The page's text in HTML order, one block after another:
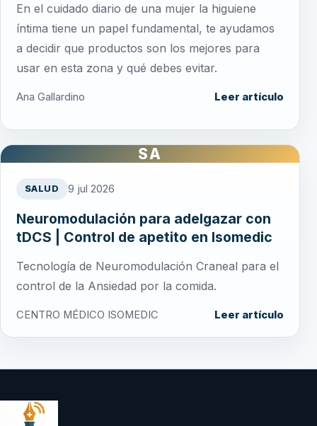
En el cuidado diario de una mujer la higuiene
íntima tiene un papel fundamental, te ayudamos
a decidir que productos son los mejores para
usar en esta zona y qué debes evitar.
Ana Gallardino Leer artículo
SA
SALUD 9 jul 2026
Neuromodulación para adelgazar con
tDCS | Control de apetito en Isomedic
Tecnología de Neuromodulación Craneal para el
control de la Ansiedad por la comida.
CENTRO MÉDICO ISOMEDIC Leer artículo